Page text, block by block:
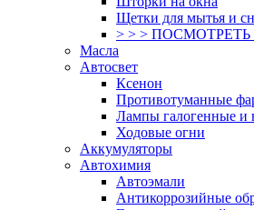
Щетки для мытья и
> > >
Масла
Автосвет
Ксенон
Противотуманные
Лампы галогенные и
Ходовые огни
Аккумуляторы
Автохимия
Автоэмали
Антикоррозийные